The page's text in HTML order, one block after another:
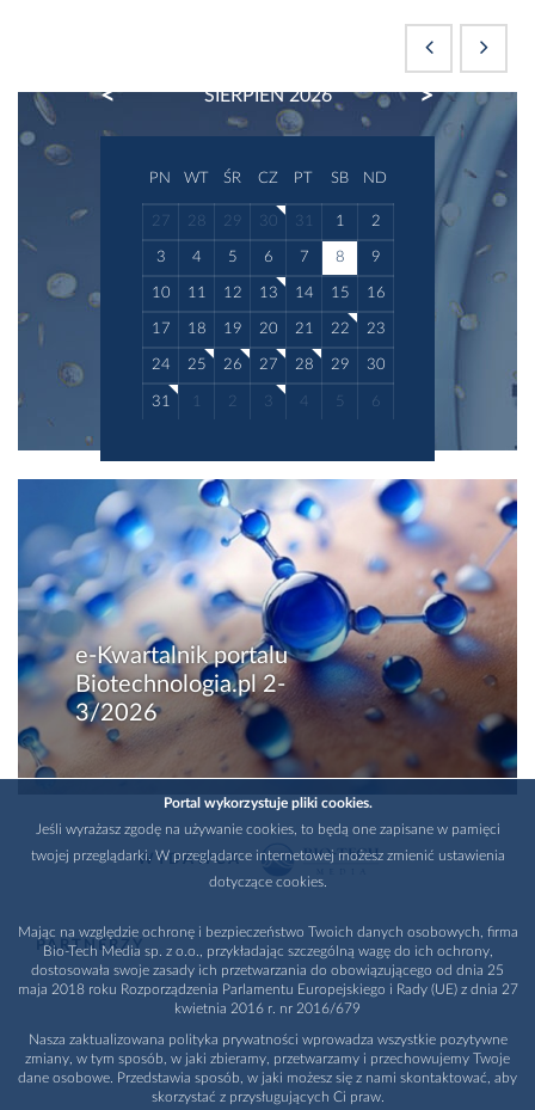
SIERPIEŃ 2026
PREVIOUS NEXT
PN WT ŚR CZ PT SB ND
27 28 29 30 31 1 2
3 4 5 6 7 8 9
10 11 12 13 14 15 16
17 18 19 20 21 22 23
24 25 26 27 28 29 30
31 1 2 3 4 5 6
e-Kwartalnik portalu
Biotechnologia.pl 2-
3/2026
WYDAWCA
PARTNERZY
Portal wykorzystuje pliki cookies.
Jeśli wyrażasz zgodę na używanie cookies, to będą one zapisane w pamięci
twojej przeglądarki. W przeglądarce internetowej możesz zmienić ustawienia
dotyczące cookies.
Mając na względzie ochronę i bezpieczeństwo Twoich danych osobowych, firma
Bio-Tech Media sp. z o.o., przykładając szczególną wagę do ich ochrony,
dostosowała swoje zasady ich przetwarzania do obowiązującego od dnia 25
maja 2018 roku Rozporządzenia Parlamentu Europejskiego i Rady (UE) z dnia 27
kwietnia 2016 r. nr 2016/679
Nasza zaktualizowana polityka prywatności wprowadza wszystkie pozytywne
zmiany, w tym sposób, w jaki zbieramy, przetwarzamy i przechowujemy Twoje
dane osobowe. Przedstawia sposób, w jaki możesz się z nami skontaktować, aby
skorzystać z przysługujących Ci praw.